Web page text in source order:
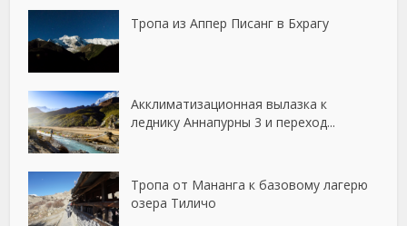
Тропа из Аппер Писанг в Бхрагу
Акклиматизационная вылазка к
леднику Аннапурны 3 и переход...
Тропа от Мананга к базовому лагерю
озера Тиличо